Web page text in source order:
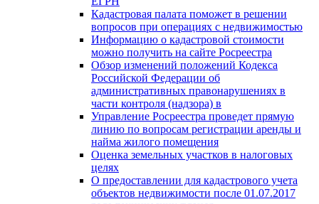
Кадастровая палата поможет в решении
вопросов при операциях с недвижимостью
Информацию о кадастровой стоимости
можно получить на сайте Росреестра
Обзор изменений положений Кодекса
Российской Федерации об
административных правонарушениях в
части контроля (надзора) в
Управление Росреестра проведет прямую
линию по вопросам регистрации аренды и
найма жилого помещения
Оценка земельных участков в налоговых
целях
О предоставлении для кадастрового учета
объектов недвижимости после 01.07.2017